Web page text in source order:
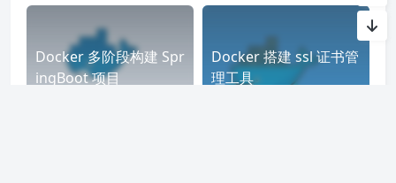
Docker 多阶段构建 Spr
ingBoot 项目
Docker 搭建 ssl 证书管
理工具